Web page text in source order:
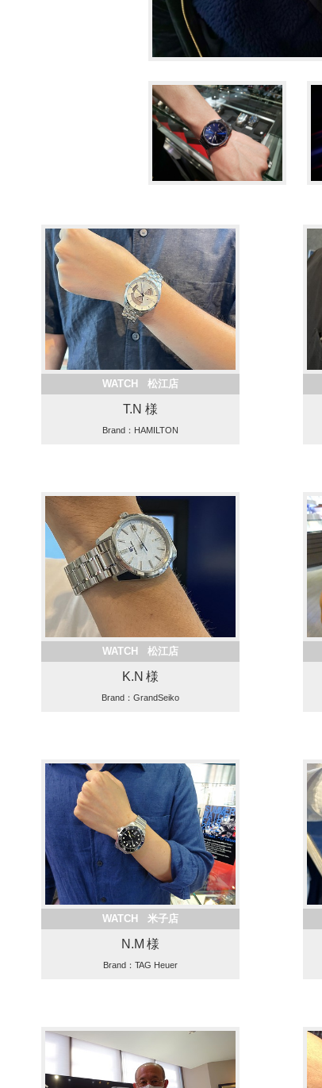
WATCH 松江店
T.N 様
Brand：HAMILTON
WATCH 松江店
K.N 様
Brand：GrandSeiko
WATCH 米子店
N.M 様
Brand：TAG Heuer